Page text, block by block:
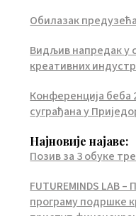
Обилазак
Видљив напредак у
креативних
Конференција беба
суграђана у
Најновије најаве:
Позив за 3 обуке
FUTUREMINDS LAB
програму подршке